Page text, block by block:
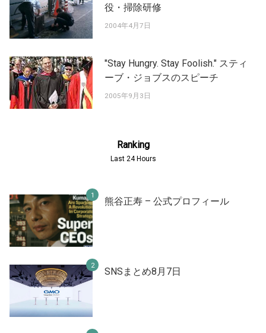
役・掃除研修
2004年4月7日
"Stay Hungry. Stay Foolish." スティ
ーブ・ジョブスのスピーチ
2005年9月3日
Ranking
Last 24 Hours
熊谷正寿 – 公式プロフィール
SNSまとめ8月7日